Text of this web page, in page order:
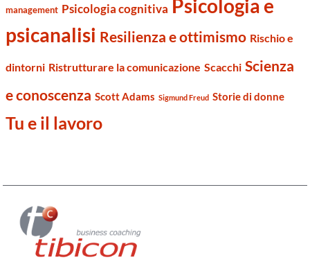
management Psicologia cognitiva Psicologia e
psicanalisi Resilienza e ottimismo Rischio e
dintorni Ristrutturare la comunicazione Scacchi Scienza
e conoscenza Scott Adams Sigmund Freud Storie di donne
Tu e il lavoro